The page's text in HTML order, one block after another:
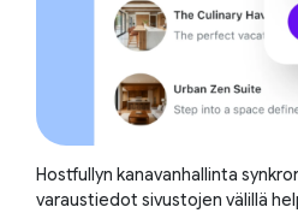
Hostfullyn kanavanhallinta
varaustiedot sivustojen välillä